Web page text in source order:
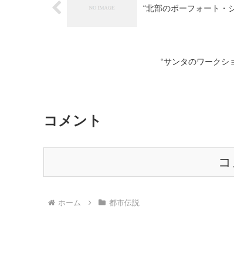
“北部のボーフォート・
“サンタのワークシ
コメント
ホーム 都市伝説